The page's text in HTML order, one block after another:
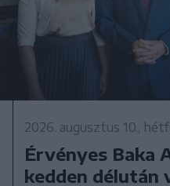
2026. augusztus 10.,
Érvényes Baka
kedden délután